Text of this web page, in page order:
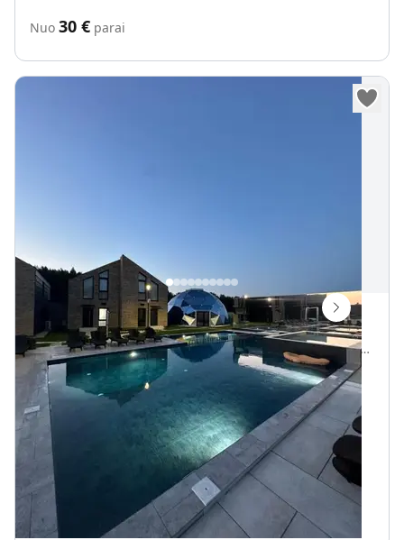
Nuo 30 € parai
Monu Monci J7
Latgalos gatvė 15, Palanga, Palangos miesto savivaldybė, Lietuva
Vietų iki 6
1.5 km iki Baltijos jūra
Monu Monci J7 kotedžas
Nuo parai